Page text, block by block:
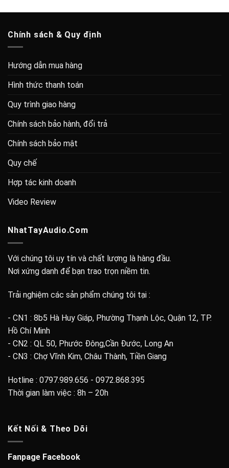
Chính sách & Quy định
Hướng dẫn mua hàng
Hình thức thanh toán
Quy trình giao hàng
Chính sách bảo hành, đổi trả
Chính sách bảo mật
Quy chế
Hợp tác kinh doanh
Video Review
NhatTayAudio.Com
Với chúng tôi uy tín và chất lượng là hàng đầu.
Nơi xứng danh để bạn trao trọn niềm tin.
Trải nghiệm các sản phẩm chúng tôi tại :
- CN1 : 8b5 Hà Huy Giáp, Phường Thạnh Lộc, Quận 12, TP.
Hồ Chí Minh
- CN2 : QL 50, Phước Đông,Cần Đước, Long An
- CN3 : Chợ Vĩnh Kim, Châu Thành, Tiền Giang
Hotline : 0797.989.656 - 0972.868.395
Thời gian làm việc : 8h – 20h
Kết Nối & Theo Dõi
Fanpage Facebook